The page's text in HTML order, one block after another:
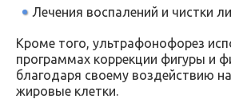
Лечения воспалений и чистки
Кроме того, ультрафонофорез
программах коррекции фигуры и
благодаря своему воздействию
жировые клетки.